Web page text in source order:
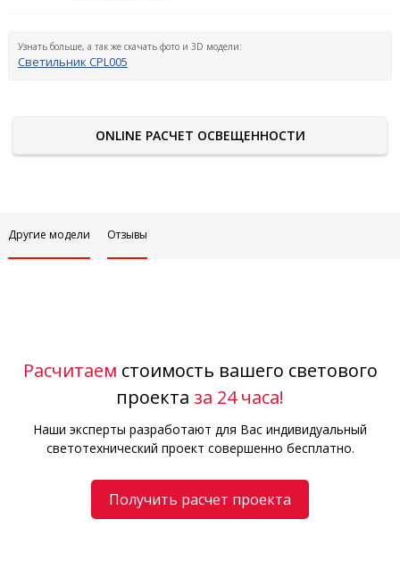
Узнать больше, а так же скачать фото и 3D модели:
Светильник CPL005
ONLINE РАСЧЕТ ОСВЕЩЕННОСТИ
Другие модели Отзывы
Расчитаем стоимость вашего светового
проекта за 24 часа!
Наши эксперты разработают для Вас индивидуальный
светотехнический проект совершенно бесплатно.
Получить расчет проекта